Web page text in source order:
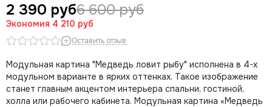
2 390 руб6 600 руб
Экономия 4 210 руб
Оставить отзыв
Модульная картина "Медведь ловит рыбу" исполнена в 4-х
модульном варианте в ярких оттенках. Такое изображение
станет главным акцентом интерьера спальни, гостиной,
холла или рабочего кабинета. Модульная картина «Медведь